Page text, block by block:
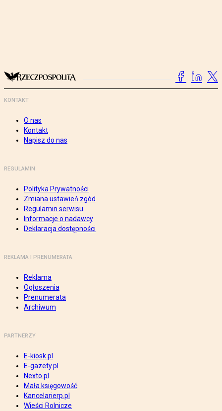
KONTAKT
O nas
Kontakt
Napisz do nas
REGULAMIN
Polityka Prywatności
Zmiana ustawień zgód
Regulamin serwisu
Informacje o nadawcy
Deklaracja dostępności
REKLAMA I PRENUMERATA
Reklama
Ogłoszenia
Prenumerata
Archiwum
PARTNERZY
E-kiosk.pl
E-gazety.pl
Nexto.pl
Mała księgowość
Kancelarierp.pl
Wieści Rolnicze